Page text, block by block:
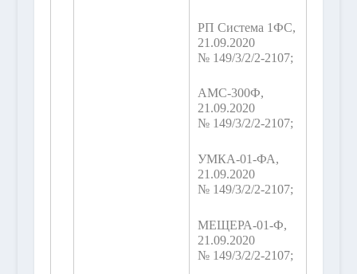
РП Система 1ФС,
21.09.2020
№ 149/3/2/2-2107;
АМС-300Ф,
21.09.2020
№ 149/3/2/2-2107;
УМКА-01-ФА,
21.09.2020
№ 149/3/2/2-2107;
МЕЩЕРА-01-Ф,
21.09.2020
№ 149/3/2/2-2107;